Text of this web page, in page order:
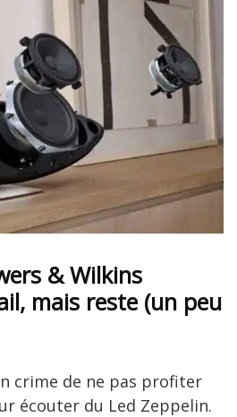
& Wilkins
mais reste (un peu
crime de ne pas profiter
écouter du Led Zeppelin.